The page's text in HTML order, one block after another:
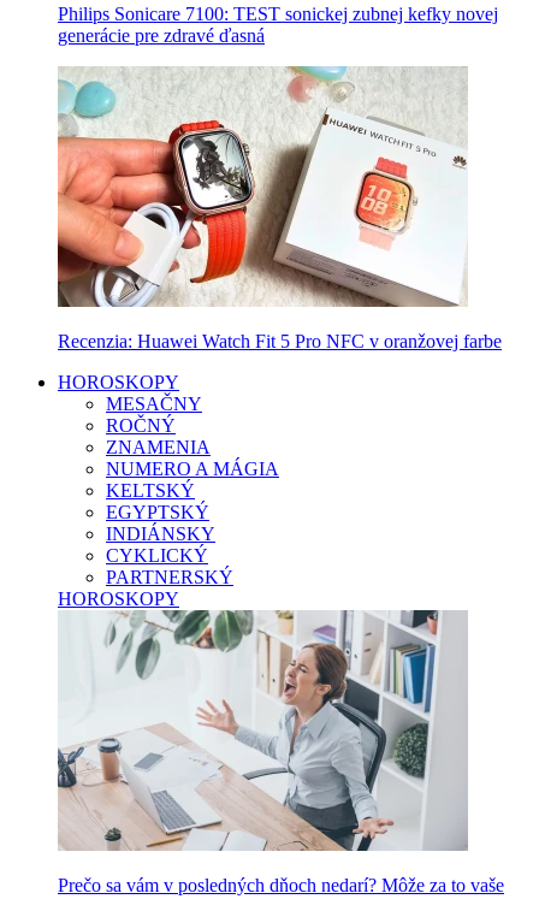
Philips Sonicare 7100: TEST sonickej zubnej kefky novej
generácie pre zdravé ďasná
Recenzia: Huawei Watch Fit 5 Pro NFC v oranžovej farbe
HOROSKOPY
MESAČNY
ROČNÝ
ZNAMENIA
NUMERO A MÁGIA
KELTSKÝ
EGYPTSKÝ
INDIÁNSKY
CYKLICKÝ
PARTNERSKÝ
HOROSKOPY
Prečo sa vám v posledných dňoch nedarí? Môže za to vaše